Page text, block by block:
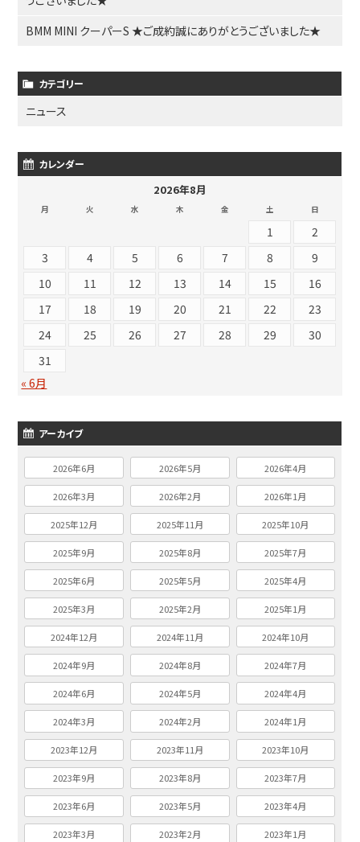
BMM MINI クーパーS ★ご成約誠にありがとうございました★
カテゴリー
ニュース
カレンダー
2026年8月
月 火 水 木 金 土 日
1
2
3
4 5 6 7 8
9
10
11 12 13 14 15
16
17
18 19 20 21 22
23
24
25 26 27 28 29
30
31
« 6月
アーカイブ
2026年6月 2026年5月 2026年4月
2026年3月 2026年2月 2026年1月
2025年12月 2025年11月 2025年10月
2025年9月 2025年8月 2025年7月
2025年6月 2025年5月 2025年4月
2025年3月 2025年2月 2025年1月
2024年12月 2024年11月 2024年10月
2024年9月 2024年8月 2024年7月
2024年6月 2024年5月 2024年4月
2024年3月 2024年2月 2024年1月
2023年12月 2023年11月 2023年10月
2023年9月 2023年8月 2023年7月
2023年6月 2023年5月 2023年4月
2023年3月 2023年2月 2023年1月